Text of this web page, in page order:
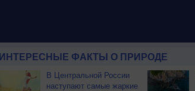
ИНТЕРЕСНЫЕ ФАКТЫ О ПРИРОДЕ
В Центральной России
наступают самые жаркие